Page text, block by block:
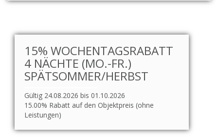
15% WOCHENTAGSRABATT
4 NÄCHTE (MO.-FR.)
SPÄTSOMMER/HERBST
Gültig 24.08.2026 bis 01.10.2026
15.00% Rabatt auf den Objektpreis (ohne
Leistungen)